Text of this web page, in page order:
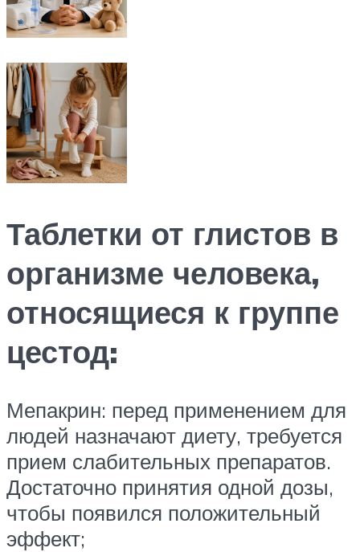
Таблетки от глистов в
организме человека,
относящиеся к группе
цестод:
Мепакрин: перед применением для
людей назначают диету, требуется
прием слабительных препаратов.
Достаточно принятия одной дозы,
чтобы появился положительный
эффект;